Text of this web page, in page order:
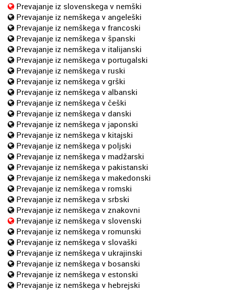
Prevajanje iz slovenskega v nemški
Prevajanje iz nemškega v angeleški
Prevajanje iz nemškega v francoski
Prevajanje iz nemškega v španski
Prevajanje iz nemškega v italijanski
Prevajanje iz nemškega v portugalski
Prevajanje iz nemškega v ruski
Prevajanje iz nemškega v grški
Prevajanje iz nemškega v albanski
Prevajanje iz nemškega v češki
Prevajanje iz nemškega v danski
Prevajanje iz nemškega v japonski
Prevajanje iz nemškega v kitajski
Prevajanje iz nemškega v poljski
Prevajanje iz nemškega v madžarski
Prevajanje iz nemškega v pakistanski
Prevajanje iz nemškega v makedonski
Prevajanje iz nemškega v romski
Prevajanje iz nemškega v srbski
Prevajanje iz nemškega v znakovni
Prevajanje iz nemškega v slovenski
Prevajanje iz nemškega v romunski
Prevajanje iz nemškega v slovaški
Prevajanje iz nemškega v ukrajinski
Prevajanje iz nemškega v bosanski
Prevajanje iz nemškega v estonski
Prevajanje iz nemškega v hebrejski